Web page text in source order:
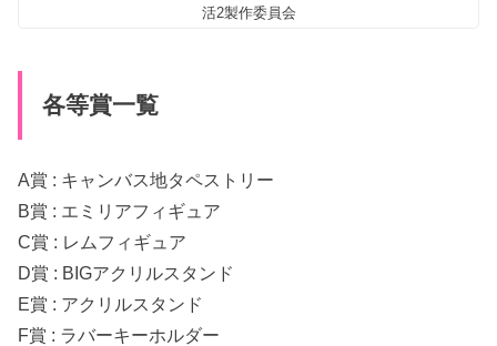
活2製作委員会
各等賞一覧
A賞 : キャンバス地タペストリー
B賞 : エミリアフィギュア
C賞 : レムフィギュア
D賞 : BIGアクリルスタンド
E賞 : アクリルスタンド
F賞 : ラバーキーホルダー